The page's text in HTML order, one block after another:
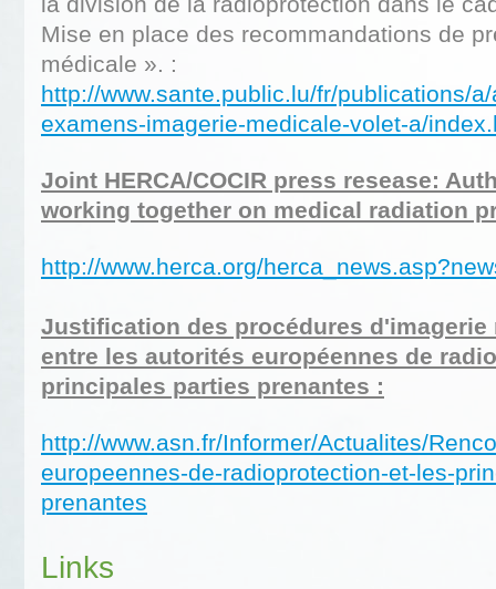
Mise en place des recommandations de
médicale ». :
http://www.sante.public.lu/fr/publications/
examens-imagerie-medicale-volet-a/
Joint HERCA/COCIR press resease:
working together on medical radiation
http://www.herca.org/
Justification des procédures d'imagerie
entre les autorités européennes de
principales parties prenantes :
http://www.asn.fr/Informer/Actualites/
europeennes-de-radioprotection-et-les-
prenantes
Links